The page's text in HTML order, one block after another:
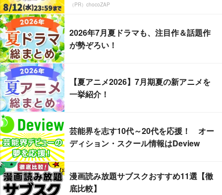
（PR）chocoZAP
2026年7月夏ドラマも、注目作＆話題作
が勢ぞろい！
【夏アニメ2026】7月期夏の新アニメを
一挙紹介！
芸能界を志す10代～20代を応援！ オー
ディション・スクール情報はDeview
漫画読み放題サブスクおすすめ11選【徹
底比較】